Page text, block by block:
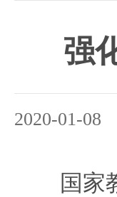
强
2020-01-
国家教